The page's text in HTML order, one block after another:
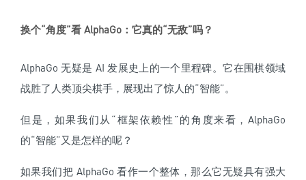
换个“角度”看 AlphaGo：它真的“无敌”吗？
AlphaGo 无疑是 AI 发展史上的一个里程碑。它在围棋领域
战胜了人类顶尖棋手，展现出了惊人的“智能”。
但是，如果我们从“框架依赖性”的角度来看，AlphaGo
的“智能”又是怎样的呢？
如果我们把 AlphaGo 看作一个整体，那么它无疑具有强大